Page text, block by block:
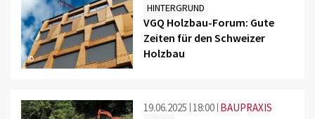
©
HINTERGRUND
VGQ Holzbau-Forum: Gute
Zeiten für den Schweizer
Holzbau
19.06.2025 18:00 BAUPRAXIS